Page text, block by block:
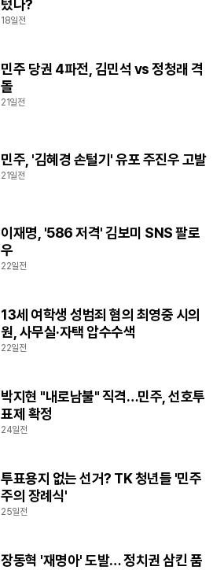
텄나?
18일전
민주 당권 4파전, 김민석 vs 정청래 격
돌
21일전
민주, '김혜경 손털기' 유포 주진우 고발
21일전
이재명, '586 저격' 김보미 SNS 팔로
우
22일전
13세 여학생 성범죄 혐의 최영중 시의
원, 사무실·자택 압수수색
22일전
박지현 "내로남불" 직격…민주, 선호투
표제 확정
24일전
투표용지 없는 선거? TK 청년들 '민주
주의 장례식'
25일전
장동혁 '재명아' 도발… 정치권 삼킨 품